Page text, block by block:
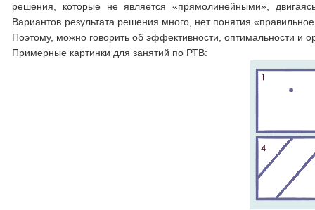
решения, которые не является «прямолинейными»,
Вариантов результата решения много, нет понятия
Поэтому, можно говорить об эффективности, оптимальности и
Примерные картинки для занятий по РТВ: